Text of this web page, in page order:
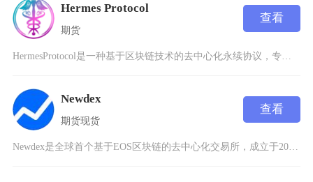
Hermes Protocol
期货
查看
Newdex
期货现货
查看
Newdex是全球首个基于EOS区块链的去中心化交易所，成立于2018年8月8日，专注于为